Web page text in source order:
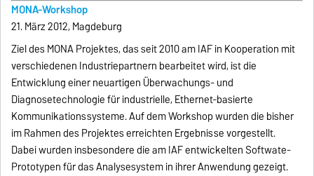
MONA-Workshop
21. März 2012, Magdeburg
Ziel des MONA Projektes, das seit 2010 am IAF in Kooperation mit
verschiedenen Industriepartnern bearbeitet wird, ist die
Entwicklung einer neuartigen Überwachungs- und
Diagnosetechnologie für industrielle, Ethernet-basierte
Kommunikationssysteme. Auf dem Workshop wurden die bisher
im Rahmen des Projektes erreichten Ergebnisse vorgestellt.
Dabei wurden insbesondere die am IAF entwickelten Softwate-
Prototypen für das Analysesystem in ihrer Anwendung gezeigt.